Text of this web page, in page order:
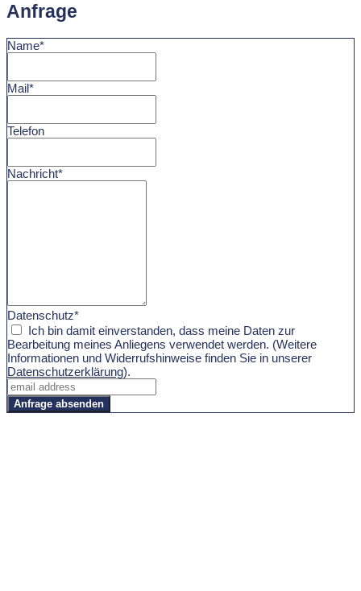
Anfrage
Name*
Mail*
Telefon
Nachricht*
Datenschutz*
Ich bin damit einverstanden, dass meine Daten zur
Bearbeitung meines Anliegens verwendet werden. (Weitere
Informationen und Widerrufshinweise finden Sie in unserer
Datenschutzerklärung).
Anfrage absenden